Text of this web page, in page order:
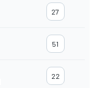
27
51
22